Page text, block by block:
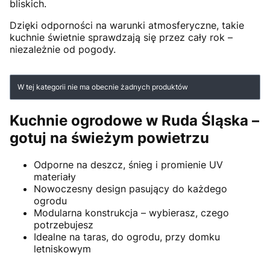
bliskich.
Dzięki odporności na warunki atmosferyczne, takie
kuchnie świetnie sprawdzają się przez cały rok –
niezależnie od pogody.
Lista produktów
W tej kategorii nie ma obecnie żadnych produktów
Kuchnie ogrodowe w Ruda Śląska –
gotuj na świeżym powietrzu
Odporne na deszcz, śnieg i promienie UV
materiały
Nowoczesny design pasujący do każdego
ogrodu
Modularna konstrukcja – wybierasz, czego
potrzebujesz
Idealne na taras, do ogrodu, przy domku
letniskowym